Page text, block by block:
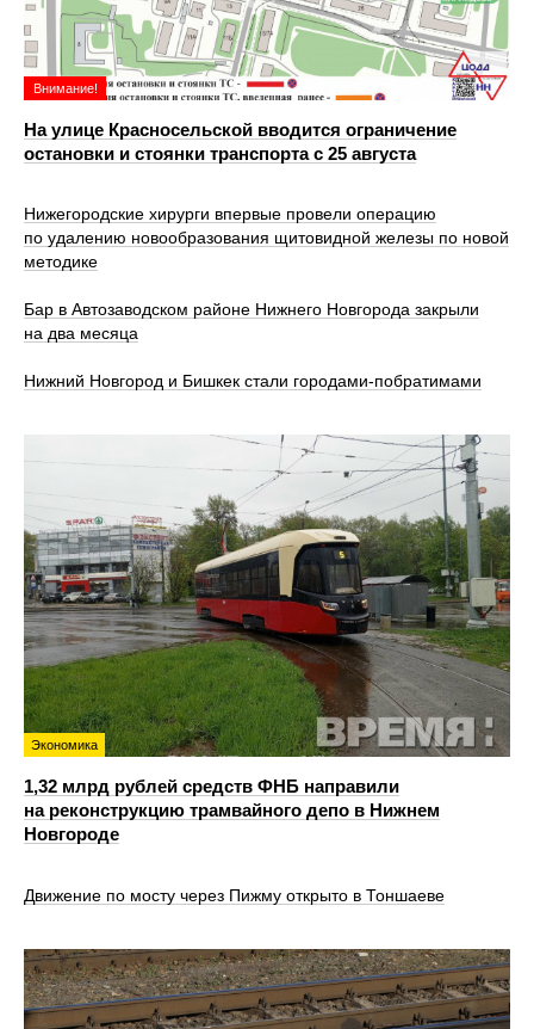
Внимание!
На улице Красносельской вводится ограничение
остановки и стоянки транспорта с 25 августа
Нижегородские хирурги впервые провели операцию
по удалению новообразования щитовидной железы по новой
методике
Бар в Автозаводском районе Нижнего Новгорода закрыли
на два месяца
Нижний Новгород и Бишкек стали городами-побратимами
Экономика
1,32 млрд рублей средств ФНБ направили
на реконструкцию трамвайного депо в Нижнем
Новгороде
Движение по мосту через Пижму открыто в Тоншаеве